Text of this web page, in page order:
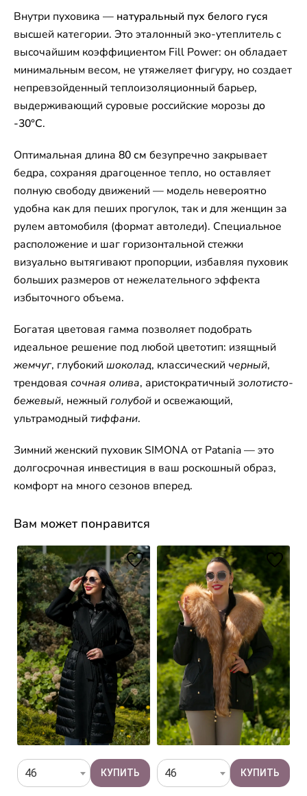
Внутри пуховика — натуральный пух белого гуся
высшей категории. Это эталонный эко-утеплитель с
высочайшим коэффициентом Fill Power: он обладает
минимальным весом, не утяжеляет фигуру, но создает
непревзойденный теплоизоляционный барьер,
выдерживающий суровые российские морозы до
-30°C.
Оптимальная длина 80 см безупречно закрывает
бедра, сохраняя драгоценное тепло, но оставляет
полную свободу движений — модель невероятно
удобна как для пеших прогулок, так и для женщин за
рулем автомобиля (формат автоледи). Специальное
расположение и шаг горизонтальной стежки
визуально вытягивают пропорции, избавляя пуховик
больших размеров от нежелательного эффекта
избыточного объема.
Богатая цветовая гамма позволяет подобрать
идеальное решение под любой цветотип: изящный
жемчуг, глубокий шоколад, классический черный,
трендовая сочная олива, аристократичный золотисто-
бежевый, нежный голубой и освежающий,
ультрамодный тиффани.
Зимний женский пуховик SIMONA от Patania — это
долгосрочная инвестиция в ваш роскошный образ,
комфорт на много сезонов вперед.
Вам может понравится
46 46